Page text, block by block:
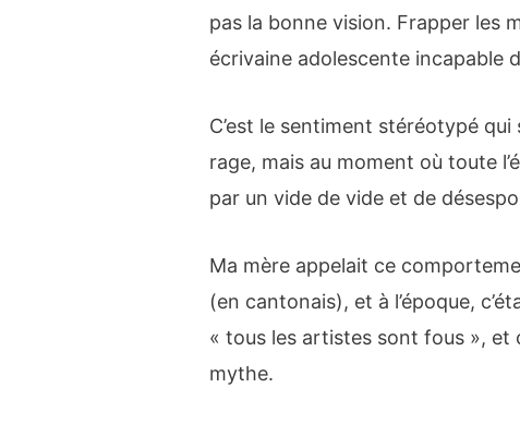
pas la bonne vision. Frapper les
écrivaine adolescente incapable
C’est le sentiment stéréotypé
rage, mais au moment où toute
par un vide de vide et de
Ma mère appelait ce
(en cantonais), et à l’époque,
« tous les artistes sont fous », et
mythe.